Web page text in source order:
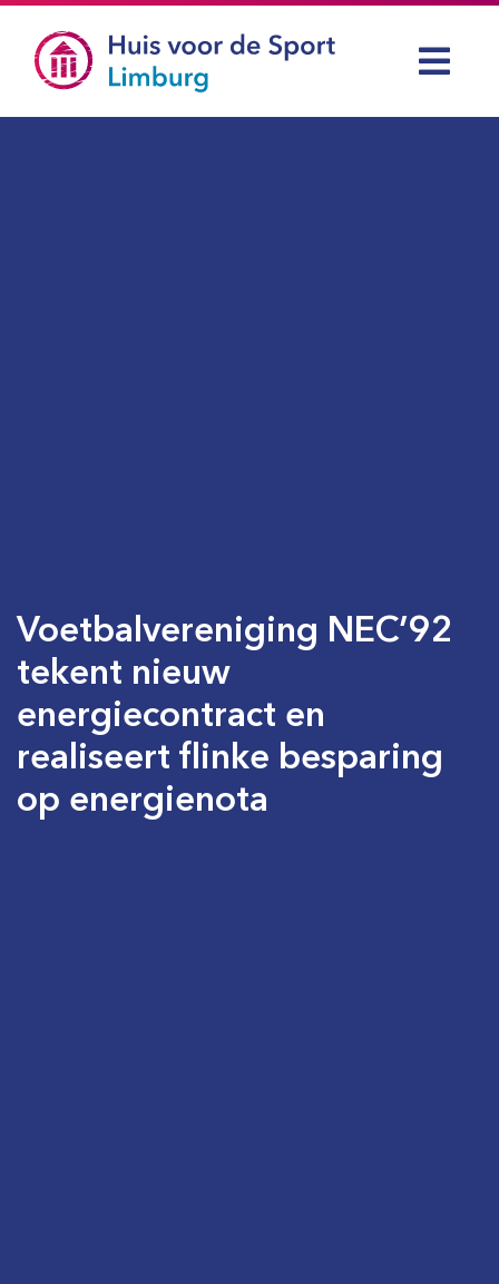
Voetbalvereniging NEC’92
tekent nieuw
energiecontract en
realiseert flinke besparing
op energienota